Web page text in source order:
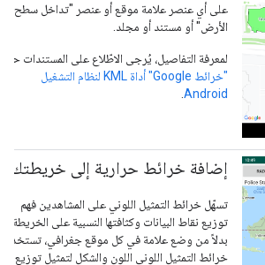
على أي عنصر علامة موقع أو عنصر "تداخل سطح
الأرض" أو مستند أو مجلد.
لمعرفة التفاصيل، يُرجى الاطّلاع على المستندات حول
"خرائط Google" أداة KML لنظام التشغيل
Android
.
إضافة خرائط حرارية إلى خريطتك
تسهّل خرائط التمثيل اللوني على المشاهدين فهم
توزيع نقاط البيانات وكثافتها النسبية على الخريطة.
بدلاً من وضع علامة في كل موقع جغرافي، تستخدم
خرائط التمثيل اللوني اللون والشكل لتمثيل توزيع